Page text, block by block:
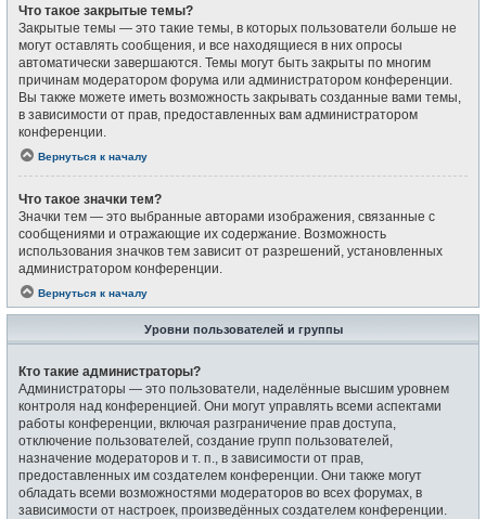
Что такое закрытые темы?
Закрытые темы — это такие темы, в которых пользователи больше не
могут оставлять сообщения, и все находящиеся в них опросы
автоматически завершаются. Темы могут быть закрыты по многим
причинам модератором форума или администратором конференции.
Вы также можете иметь возможность закрывать созданные вами темы,
в зависимости от прав, предоставленных вам администратором
конференции.
Вернуться к началу
Что такое значки тем?
Значки тем — это выбранные авторами изображения, связанные с
сообщениями и отражающие их содержание. Возможность
использования значков тем зависит от разрешений, установленных
администратором конференции.
Вернуться к началу
Уровни пользователей и группы
Кто такие администраторы?
Администраторы — это пользователи, наделённые высшим уровнем
контроля над конференцией. Они могут управлять всеми аспектами
работы конференции, включая разграничение прав доступа,
отключение пользователей, создание групп пользователей,
назначение модераторов и т. п., в зависимости от прав,
предоставленных им создателем конференции. Они также могут
обладать всеми возможностями модераторов во всех форумах, в
зависимости от настроек, произведённых создателем конференции.